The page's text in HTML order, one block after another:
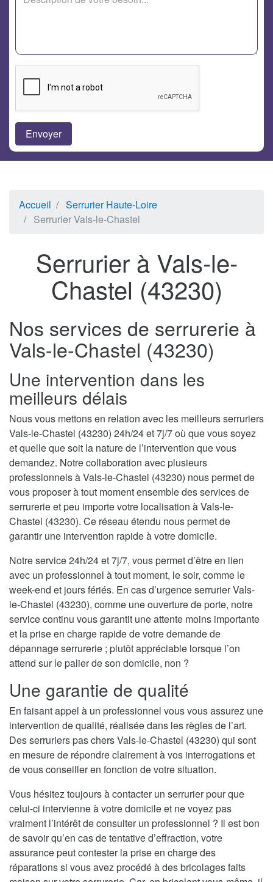
Accueil
Serrurier Haute-Loire
Serrurier Vals-le-Chastel
Serrurier à Vals-le-
Chastel (43230)
Nos services de serrurerie à
Vals-le-Chastel (43230)
Une intervention dans les
meilleurs délais
Nous vous mettons en relation avec les meilleurs serruriers
Vals-le-Chastel (43230) 24h/24 et 7j/7 où que vous soyez
et quelle que soit la nature de l’intervention que vous
demandez. Notre collaboration avec plusieurs
professionnels à Vals-le-Chastel (43230) nous permet de
vous proposer à tout moment ensemble des services de
serrurerie et peu importe votre localisation à Vals-le-
Chastel (43230). Ce réseau étendu nous permet de
garantir une intervention rapide à votre domicile.
Notre service 24h/24 et 7j/7, vous permet d’être en lien
avec un professionnel à tout moment, le soir, comme le
week-end et jours fériés. En cas d’urgence serrurier Vals-
le-Chastel (43230), comme une ouverture de porte, notre
service continu vous garantit une attente moins importante
et la prise en charge rapide de votre demande de
dépannage serrurerie ; plutôt appréciable lorsque l’on
attend sur le palier de son domicile, non ?
Une garantie de qualité
En faisant appel à un professionnel vous vous assurez une
intervention de qualité, réalisée dans les règles de l’art.
Des serruriers pas chers Vals-le-Chastel (43230) qui sont
en mesure de répondre clairement à vos interrogations et
de vous conseiller en fonction de votre situation.
Vous hésitez toujours à contacter un serrurier pour que
celui-ci intervienne à votre domicile et ne voyez pas
vraiment l’intérêt de consulter un professionnel ? Il est bon
de savoir qu’en cas de tentative d’effraction, votre
assurance peut contester la prise en charge des
réparations si vous avez procédé à des bricolages faits